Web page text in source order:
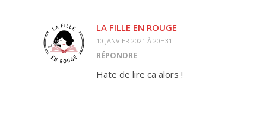
LA FILLE EN ROUGE
10 JANVIER 2021 À 20H31
RÉPONDRE
Hate de lire ca alors !